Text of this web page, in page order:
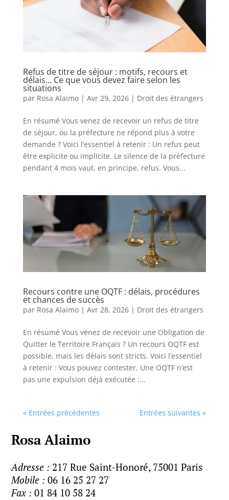
Refus de titre de séjour : motifs, recours et
délais… Ce que vous devez faire selon les
situations
par Rosa Alaimo| Avr 29, 2026| Droit des étrangers
En résumé Vous venez de recevoir un refus de titre
de séjour, ou la préfecture ne répond plus à votre
demande ? Voici l’essentiel à retenir : Un refus peut
être explicite ou implicite. Le silence de la préfecture
pendant 4 mois vaut, en principe, refus. Vous...
Recours contre une OQTF : délais, procédures
et chances de succès
par Rosa Alaimo| Avr 28, 2026| Droit des étrangers
En résumé Vous venez de recevoir une Obligation de
Quitter le Territoire Français ? Un recours OQTF est
possible, mais les délais sont stricts. Voici l’essentiel
à retenir : Vous pouvez contester. Une OQTF n’est
pas une expulsion déjà exécutée :...
« Entrées précédentes Entrées suivantes »
Rosa Alaimo
Adresse : 217 Rue Saint-Honoré, 75001 Paris
Mobile : 06 16 25 27 27
Fax : 01 84 10 58 24